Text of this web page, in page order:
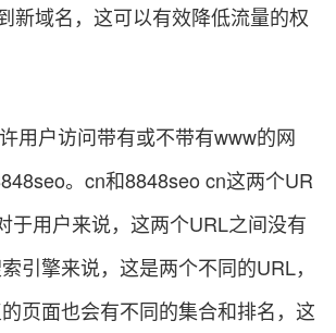
新域名，这可以有效降低流量的权
用户访问带有或不带有www的网
。cn和8848seo cn这两个UR
于用户来说，这两个URL之间没有
引擎来说，这是两个不同的URL，
页面也会有不同的集合和排名，这